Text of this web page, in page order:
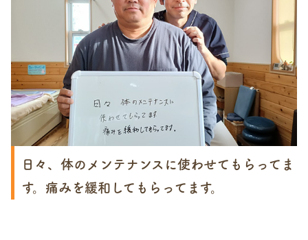
日々、体のメンテナンスに使わせてもらってま
す。痛みを緩和してもらってます。